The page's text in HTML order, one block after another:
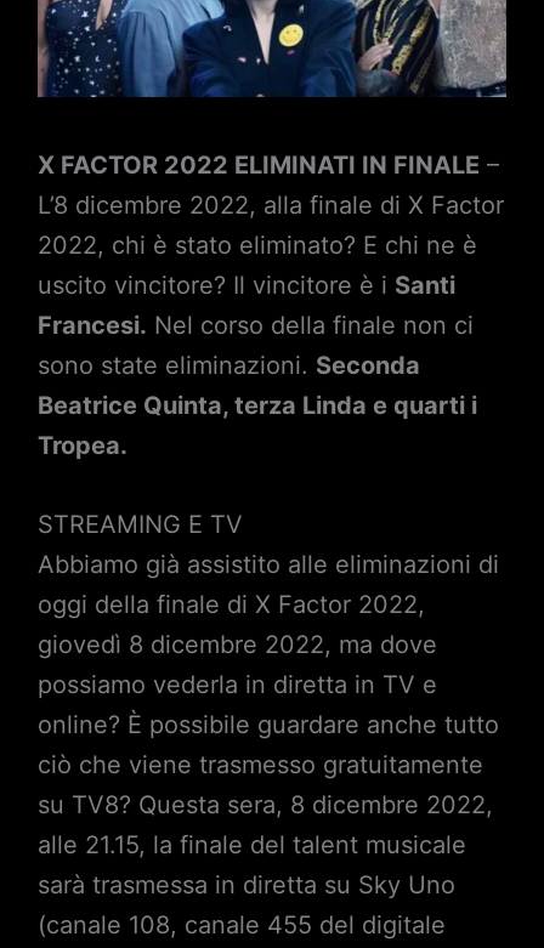
X FACTOR 2022 ELIMINATI IN FINALE –
L’8 dicembre 2022, alla finale di X Factor
2022, chi è stato eliminato? E chi ne è
uscito vincitore? Il vincitore è i Santi
Francesi. Nel corso della finale non ci
sono state eliminazioni. Seconda
Beatrice Quinta, terza Linda e quarti i
Tropea.
STREAMING E TV
Abbiamo già assistito alle eliminazioni di
oggi della finale di X Factor 2022,
giovedì 8 dicembre 2022, ma dove
possiamo vederla in diretta in TV e
online? È possibile guardare anche tutto
ciò che viene trasmesso gratuitamente
su TV8? Questa sera, 8 dicembre 2022,
alle 21.15, la finale del talent musicale
sarà trasmessa in diretta su Sky Uno
(canale 108, canale 455 del digitale